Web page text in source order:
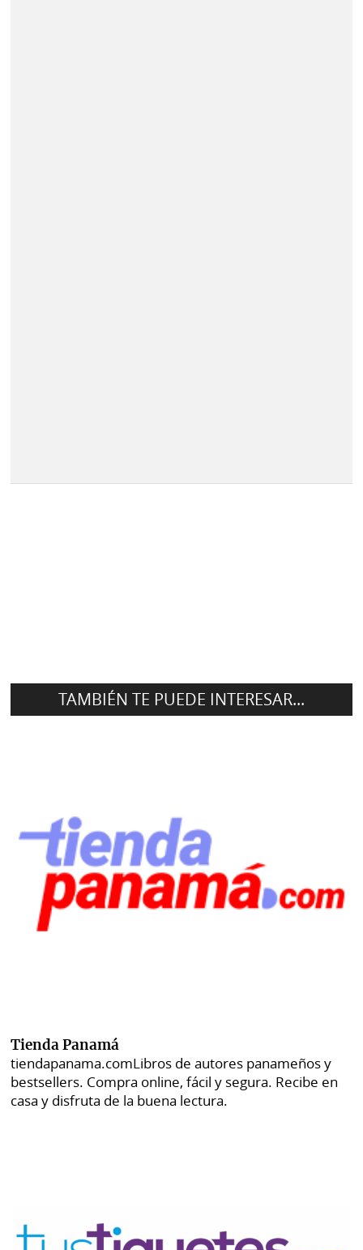
TAMBIÉN TE PUEDE INTERESAR...
Tienda Panamá
tiendapanama.comLibros de autores panameños y
bestsellers. Compra online, fácil y segura. Recibe en
casa y disfruta de la buena lectura.